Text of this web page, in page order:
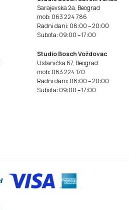
Sarajevska 2a, Beograd
mob: 063 224 786
Radni dani: 08:00 – 20:00
Subota: 09:00 – 17:00
Studio Bosch Voždovac
Ustanička 67, Beograd
mob: 063 224 170
Radni dani: 08:00 – 20:00
Subota: 09:00 – 17:00